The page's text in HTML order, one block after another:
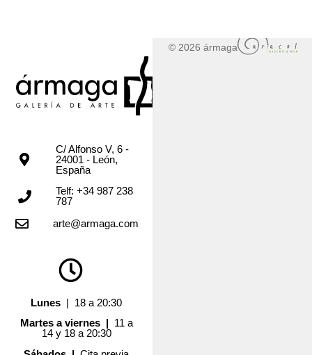
C/ Alfonso V, 6 -
24001 - León,
España
Telf: +34 987 238
787
arte@armaga.com
Lunes | 18 a 20:30
Martes a viernes | 11 a
14 y 18 a 20:30
© 2026 ármaga